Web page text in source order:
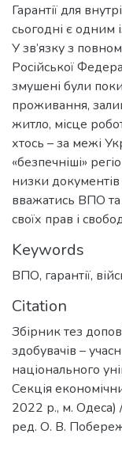
Гарантії для
сьогодні є одним
У зв’язку з
Російської
змушені були
проживання,
житло, місце
хтось – за межі
«безпечніші»
низки
вважатись ВПО та
своїх прав і
Keywords
ВПО, гарантії,
Citation
Збірник тез
здобувачів –
національного
Секція
2022 р., м. Одеса)
ред. О. В.